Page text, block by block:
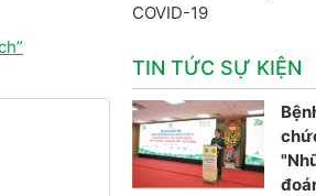
COVID-19
TIN TỨC SỰ KIỆN